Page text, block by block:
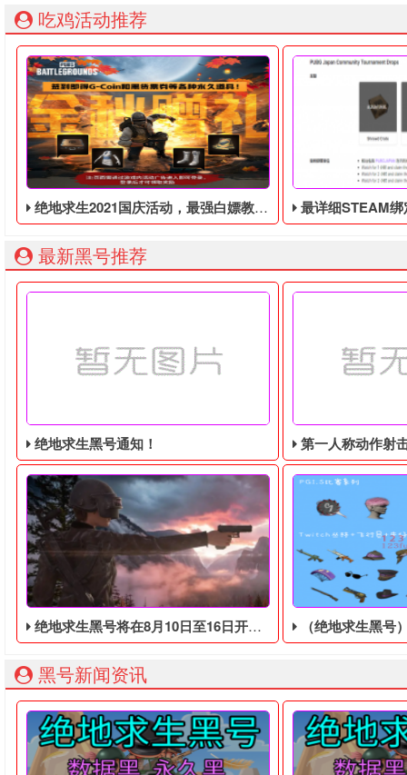
吃鸡活动推荐
绝地求生2021国庆活动，最强白嫖教程，最好用的活动攻略 最详细STEAM绑定全球账号以
最新黑号推荐
绝地求生黑号通知！
绝地求生黑号： 质保时间内找回换号！ 绝地求生白号： 四无
第一人称动作射击游戏《绝地
2036年，世界上
绝地求生黑号将在8月10日至16日开启免费试玩 （绝地求生黑号）
黑号新闻资讯